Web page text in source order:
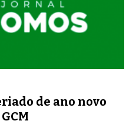
de ano novo